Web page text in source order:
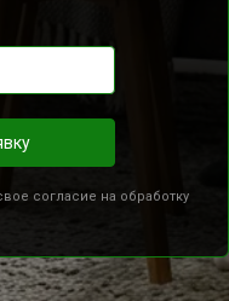
согласие на обработку